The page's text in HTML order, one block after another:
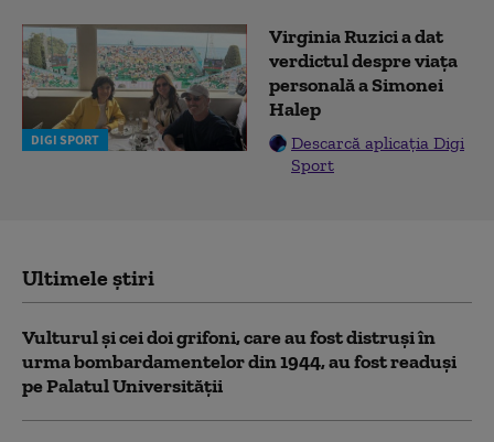
DIGI SPORT
Virginia Ruzici a dat
verdictul despre viața
personală a Simonei
Halep
Descarcă aplicația Digi
Sport
Ultimele știri
Vulturul şi cei doi grifoni, care au fost distruşi în
urma bombardamentelor din 1944, au fost readuși
pe Palatul Universității